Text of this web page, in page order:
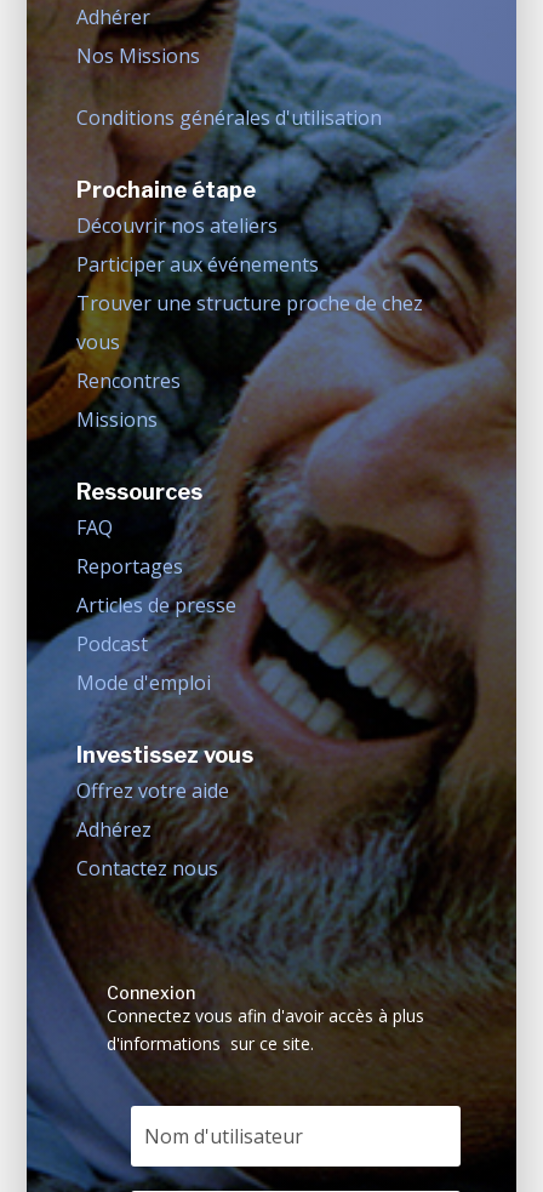
Adhérer
Nos Missions
Conditions générales d'utilisation
Prochaine étape
Découvrir nos ateliers
Participer aux événements
Trouver une structure proche de chez
vous
Rencontres
Missions
Ressources
FAQ
Reportages
Articles de presse
Podcast
Mode d'emploi
Investissez vous
Offrez votre aide
Adhérez
Contactez nous
Connexion
Connectez vous afin d'avoir accès à plus
d'informations sur ce site.